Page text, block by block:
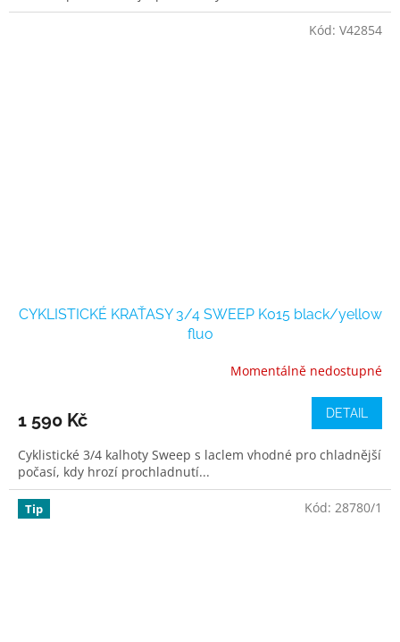
CYKLISTICKÉ KRAŤASY 3/4 SWEEP K015 black/yellow
fluo
Momentálně nedostupné
1 590 Kč DETAIL
Cyklistické 3/4 kalhoty Sweep s laclem vhodné pro chladnější
počasí, kdy hrozí prochladnutí...
Kód: V42854
Tip Kód: 28780/1